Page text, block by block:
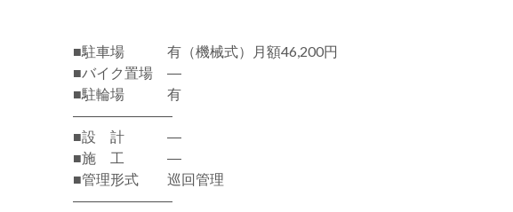
■駐車場 有（機械式）月額46,200円
■バイク置場 ―
■駐輪場 有
―――――――
■設 計 ―
■施 工 ―
■管理形式 巡回管理
―――――――